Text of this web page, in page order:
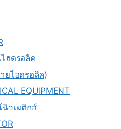
ฮดรอลิค
ยไฮดรอลิค)
EQUIPMENT
นิวเมติกส์